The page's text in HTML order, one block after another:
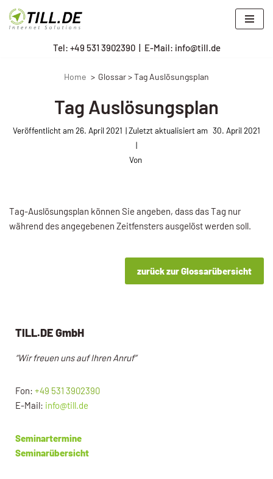
Zum
Tel: +49 531 3902390| E-Mail: info@till.de
Home Glossar > Tag Auslösungsplan
Tag Auslösungsplan
Veröffentlicht am26. April 2021 30. April 2021
Von
Tag-Auslösungsplan können Sie angeben, dass das Tag nur
während des angegebenen Zeitfensters ausgelöst werden soll.
zurück zur Glossarübersicht
TILL.DE GmbH
“Wir freuen uns auf Ihren Anruf”
Fon: +49 531 3902390
E-Mail: info@till.de
Seminartermine
Seminarübersicht